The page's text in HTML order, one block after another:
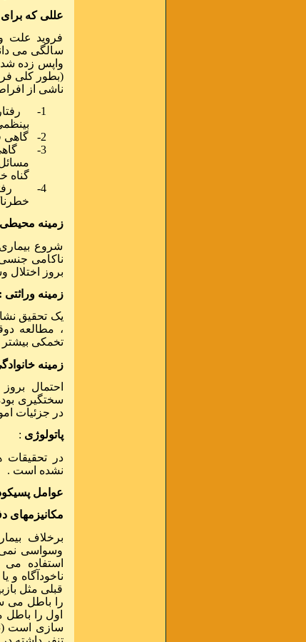
عللی که
فروید
سالگی می
واپس زده
(بطور کلی
ناشی از
1-
2-
گاهی
3-
گناه
4-
زمینه
شروع
ناکامی
بروز
زمینه وراثتی :
، مطالعه
تخمکی
زمینه
احتمال
سختگیری
در جزئیات
پاتولوژی :
در تحقیقات
نشده است .
عوامل
مکانیزمهای
برخلاف
وسواسی نمی
استفاده
ناخودآگاه
قبلی مثل
را باطل می
اول را
سازی است